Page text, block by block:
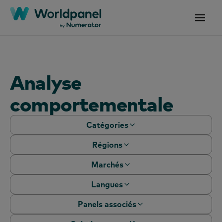
Analyse
comportementale
Catégories
Études de cas
Rapports
Régions
Europe
Mondial
Marchés
Australie
Langues
Chinois (simplifié)Panels associés